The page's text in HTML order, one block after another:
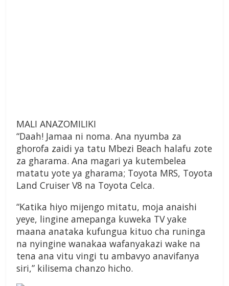
MALI ANAZOMILIKI
“Daah! Jamaa ni noma. Ana nyumba za
ghorofa zaidi ya tatu Mbezi Beach halafu zote
za gharama. Ana magari ya kutembelea
matatu yote ya gharama; Toyota MRS, Toyota
Land Cruiser V8 na Toyota Celca.
“Katika hiyo mijengo mitatu, moja anaishi
yeye, lingine amepanga kuweka TV yake
maana anataka kufungua kituo cha runinga
na nyingine wanakaa wafanyakazi wake na
tena ana vitu vingi tu ambavyo anavifanya
siri,” kilisema chanzo hicho.